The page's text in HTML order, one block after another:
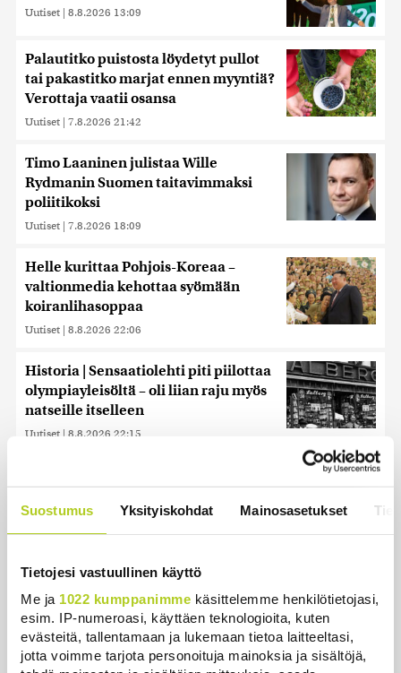
Suostumus Yksityiskohdat Mainosasetukset
Tietojesi vastuullinen käyttö
Me ja 1022 kumppanimme käsittelemme henkilötietojasi,
esim. IP-numeroasi, käyttäen teknologioita, kuten
evästeitä, tallentamaan ja lukemaan tietoa laitteeltasi,
jotta voimme tarjota personoituja mainoksia ja sisältöjä,
Uutiset | 8.8.2026 13:09
Palautitko puistosta löydetyt pullot
tai pakastitko marjat ennen myyntiä?
Verottaja vaatii osansa
Uutiset | 7.8.2026 21:42
Timo Laaninen julistaa Wille
Rydmanin Suomen taitavimmaksi
poliitikoksi
Uutiset | 7.8.2026 18:09
Helle kurittaa Pohjois-Koreaa –
valtionmedia kehottaa syömään
koiranlihasoppaa
Uutiset | 8.8.2026 22:06
Historia | Sensaatiolehti piti piilottaa
olympiayleisöltä – oli liian raju myös
natseille itselleen
Uutiset | 8.8.2026 22:15
Uutiset | 8.8.2026 11:30
Reuters: Ukraina on tuhonnut yli
miljoona neliömetriä Wildberriesin
varastotilaa
Uutiset | 7.8.2026 21:55
Uusi junayhteys Oulusta